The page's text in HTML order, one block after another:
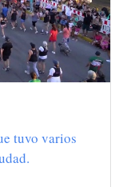
tuvo varios